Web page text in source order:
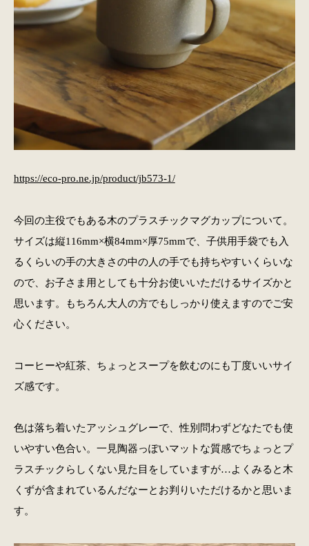
https://eco-pro.ne.jp/product/jb573-1/
今回の主役でもある木のプラスチックマグカップについて。
サイズは縦116mm×横84mm×厚75mmで、子供用手袋でも入
るくらいの手の大きさの中の人の手でも持ちやすいくらいな
ので、お子さま用としても十分お使いいただけるサイズかと
思います。もちろん大人の方でもしっかり使えますのでご安
心ください。
コーヒーや紅茶、ちょっとスープを飲むのにも丁度いいサイ
ズ感です。
色は落ち着いたアッシュグレーで、性別問わずどなたでも使
いやすい色合い。一見陶器っぽいマットな質感でちょっとプ
ラスチックらしくない見た目をしていますが…よくみると木
くずが含まれているんだなーとお判りいただけるかと思いま
す。